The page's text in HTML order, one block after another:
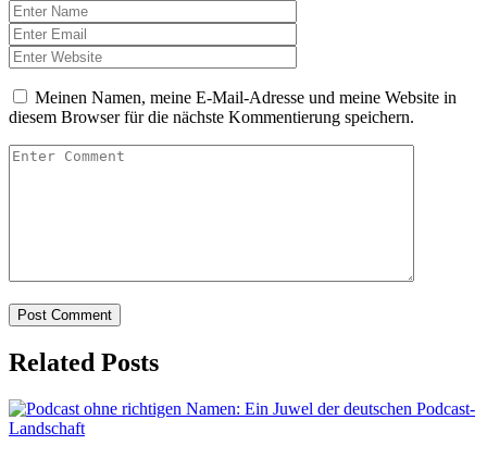
Meinen Namen, meine E-Mail-Adresse und meine Website in
diesem Browser für die nächste Kommentierung speichern.
Related Posts